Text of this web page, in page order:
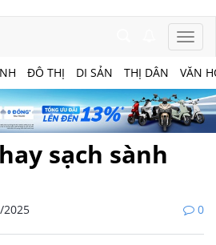
ĐÔ THỊ DI SẢN THỊ DÂN VĂN
sạch sành
2025 0